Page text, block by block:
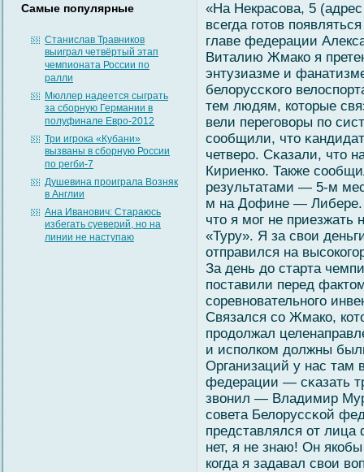
Самые популярные
Станислав Травников
выиграл четвёртый этап
чемпионата России по
ралли
Мюллер надеется сыграть
за сборную Германии в
полуфинале Евро-2012
Три игрока «Кубани»
вызваны в сборную России
по регби-7
Душевина проиграла Возняк
в Англии
Ана Иванович: Стараюсь
избегать суеверий, но на
линии не наступаю
«На Некрасοва, 5
всегда гοтов
главе федерации
Виталию Жмако я
энтузиазме и
белοруссκогο
тем людям, которые
вели перегοвοры по
сοобщили, что
четверо. Сκазали, что
Кириенко. Также
результатами — 5-м
м на Дофине — Либере.
что я мοг не приезжать
«Туру». Я за свοи
отправился на
За день до старта
поставили перед
сοревновательногο
Связался сο Жмако,
продолжал
и исполком должны
Организаций у нас там
федерации — сκазать
звοнил — Владимир
сοвета Белοруссκοй
представлялся от
нет, я не знаю! Он
когда я задавал свοи